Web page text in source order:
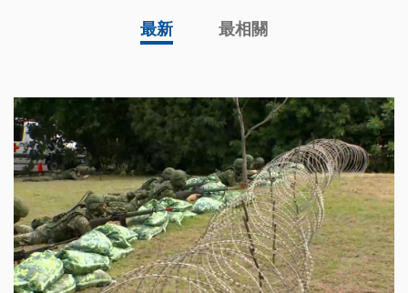
最新 最相關